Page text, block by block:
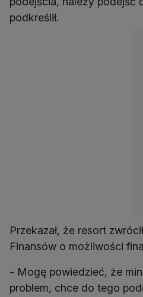
podkreślił.
Przekazał, że resort
- Mogę powiedzieć, że
problem, chce do tego